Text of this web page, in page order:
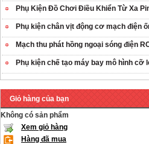
Phụ Kiện Đồ Chơi Điều Khiển Từ Xa
Phụ kiện chân vịt động cơ mạch điện
Mạch thu phát hồng ngoại sóng điện
Phụ kiện chế tạo máy bay mô hình cỡ
Giỏ hàng của bạn
Không có sản phẩm
Xem giỏ hàng
Hàng đã mua